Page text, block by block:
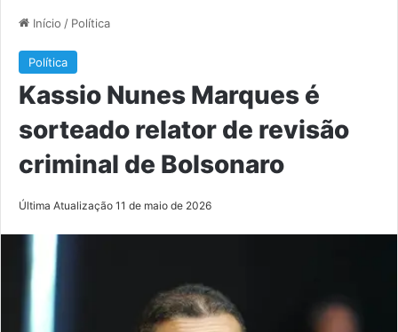
Início / Política
Política
Kassio Nunes Marques é
sorteado relator de revisão
criminal de Bolsonaro
Última Atualização 11 de maio de 2026